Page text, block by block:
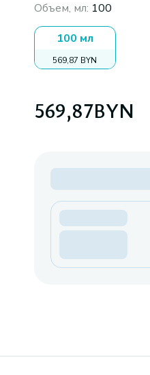
Объем, мл: 100
100 мл
569,87 BYN
569,87BYN